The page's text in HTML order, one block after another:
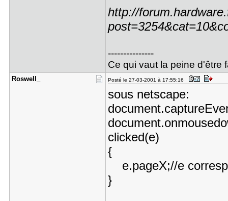
http://
---------------
Ce qui vaut la peine d'être
Roswell_ Posté le 27-03-2001 à 17:55:16
sous netscape:
clicked(e)
{
e.pageX;//e
}